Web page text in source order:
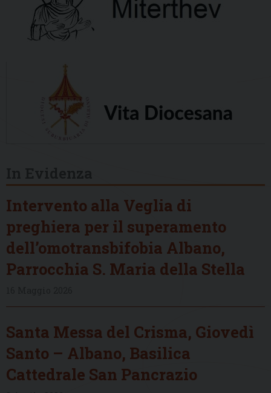
Intervento alla Veglia di
preghiera per il superamento
dell’omotransbifobia Albano,
Parrocchia S. Maria della Stella
Santa Messa del Crisma, Giovedì
Santo – Albano, Basilica
Cattedrale San Pancrazio